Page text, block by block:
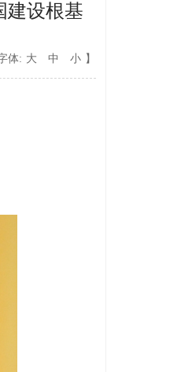
建设根基
体: 大 中 小 】